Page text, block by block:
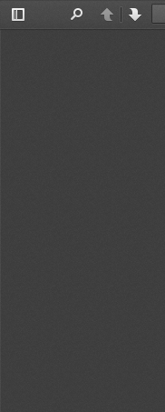
Toggle
PreviousNext